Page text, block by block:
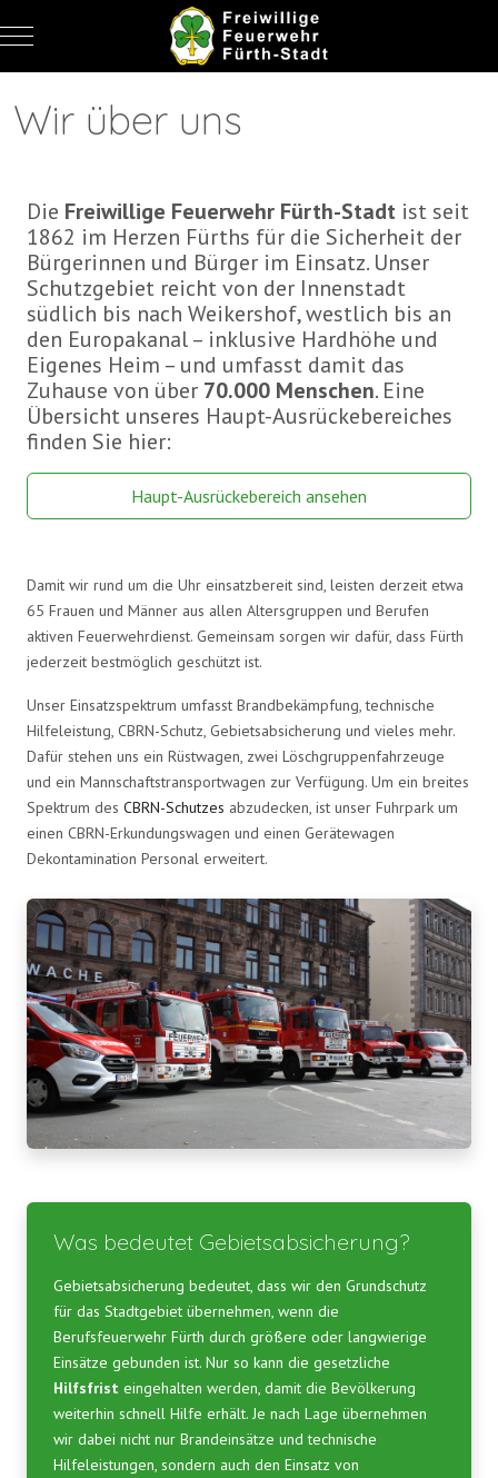
Mobile Menu Toggle
Wir über uns
Die Freiwillige Feuerwehr Fürth-Stadt ist seit
1862 im Herzen Fürths für die Sicherheit der
Bürgerinnen und Bürger im Einsatz. Unser
Schutzgebiet reicht von der Innenstadt
südlich bis nach Weikershof, westlich bis an
den Europakanal – inklusive Hardhöhe und
Eigenes Heim – und umfasst damit das
Zuhause von über 70.000 Menschen. Eine
Übersicht unseres Haupt-Ausrückebereiches
finden Sie hier:
Haupt-Ausrückebereich ansehen
Damit wir rund um die Uhr einsatzbereit sind, leisten derzeit etwa
65 Frauen und Männer aus allen Altersgruppen und Berufen
aktiven Feuerwehrdienst. Gemeinsam sorgen wir dafür, dass Fürth
jederzeit bestmöglich geschützt ist.
Unser Einsatzspektrum umfasst Brandbekämpfung, technische
Hilfeleistung, CBRN-Schutz, Gebietsabsicherung und vieles mehr.
Dafür stehen uns ein Rüstwagen, zwei Löschgruppenfahrzeuge
und ein Mannschaftstransportwagen zur Verfügung. Um ein breites
Spektrum des CBRN-Schutzes abzudecken, ist unser Fuhrpark um
einen CBRN-Erkundungswagen und einen Gerätewagen
Dekontamination Personal erweitert.
Was bedeutet Gebietsabsicherung?
Gebietsabsicherung bedeutet, dass wir den Grundschutz
für das Stadtgebiet übernehmen, wenn die
Berufsfeuerwehr Fürth durch größere oder langwierige
Einsätze gebunden ist. Nur so kann die gesetzliche
Hilfsfrist eingehalten werden, damit die Bevölkerung
weiterhin schnell Hilfe erhält. Je nach Lage übernehmen
wir dabei nicht nur Brandeinsätze und technische
Hilfeleistungen, sondern auch den Einsatz von